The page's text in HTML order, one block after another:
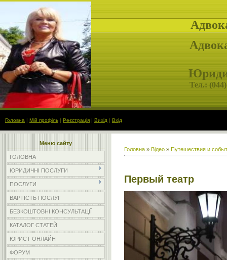
Тел.: (
Головна | Мій профіль | Реєстрація | Вихід | Вхід
Меню сайту
ГОЛОВНА
ЮРИДИЧНІ ПОСЛУГИ
ПОСЛУГИ
ВАРТІСТЬ ПОСЛУГ
БЕЗКОШТОВНІ КОНСУЛЬТАЦІЇ
КАТАЛОГ СТАТЕЙ
ЮРИСТ ОНЛАЙН
ФОРУМ
Головна » Відео » Путешествия и
Первый театр